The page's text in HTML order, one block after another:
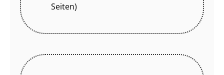
Seiten)